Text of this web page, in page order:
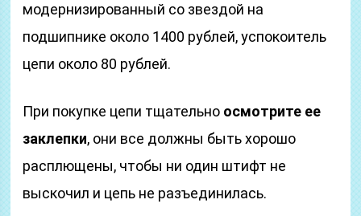
модернизированный со звездой на
подшипнике около 1400 рублей, успокоитель
цепи около 80 рублей.
При покупке цепи тщательно осмотрите ее
заклепки, они все должны быть хорошо
расплющены, чтобы ни один штифт не
выскочил и цепь не разъединилась.